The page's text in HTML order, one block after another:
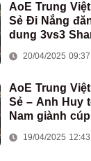
AoE Trung
Sẻ Đi Nắng
dung 3vs3
đoàn AoE Việt
20/04/2025 09:37
AoE Trung
Sẻ – Anh Huy
Nam giành
19/04/2025 12:43